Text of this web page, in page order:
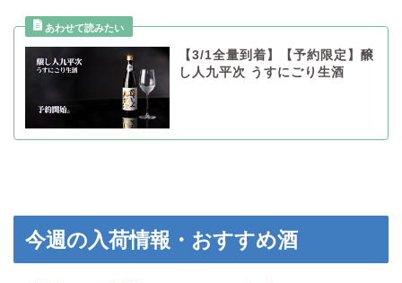
【3/1全量到着】【予約限定】醸
し人九平次 うすにごり生酒
今週の入荷情報・おすすめ酒